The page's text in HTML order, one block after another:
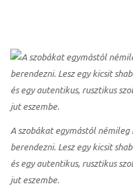
A szobákat egymástól
berendezni. Lesz egy kicsit
és egy autentikus, rusztikus
jut eszembe.